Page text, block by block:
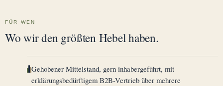
FÜR WEN
Wo wir den größten Hebel haben.
Gehobener Mittelstand, gern inhabergeführt, mit
erklärungsbedürftigem B2B-Vertrieb über mehrere